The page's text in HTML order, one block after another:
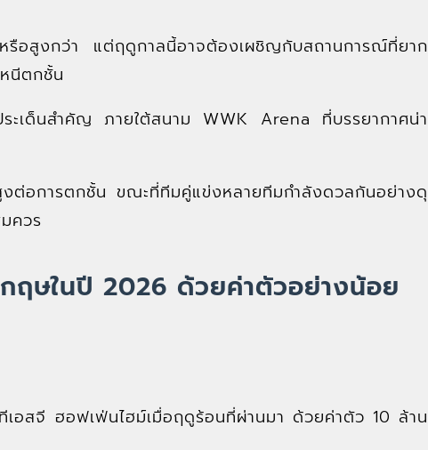
อสูงกว่า แต่ฤดูกาลนี้อาจต้องเผชิญกับสถานการณ์ที่ยาก
นีตกชั้น
ะเด็นสำคัญ ภายใต้สนาม WWK Arena ที่บรรยากาศน่า
งต่อการตกชั้น ขณะที่ทีมคู่แข่งหลายทีมกำลังดวลกันอย่างดุ
ควร
ฤษในปี 2026 ด้วยค่าตัวอย่างน้อย
อสจี ฮอฟเฟ่นไฮม์เมื่อฤดูร้อนที่ผ่านมา ด้วยค่าตัว 10 ล้าน